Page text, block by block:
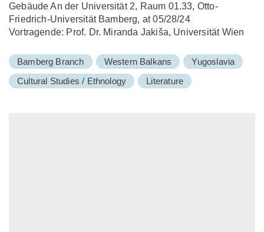
Gebäude An der Universität 2, Raum 01.33, Otto-
Friedrich-Universität Bamberg, at 05/28/24
Vortragende: Prof. Dr. Miranda Jakiša, Universität Wien
Bamberg Branch Western Balkans
Yugoslavia
Cultural Studies / Ethnology
Literature